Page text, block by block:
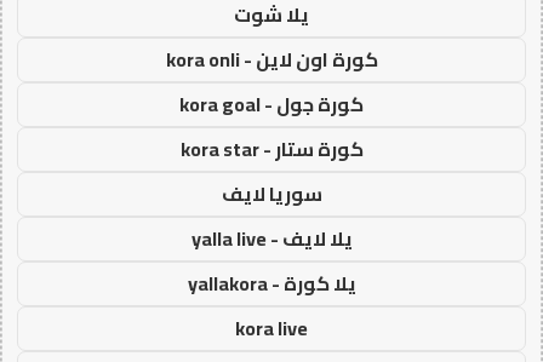
يلا شوت
كورة اون لاين - kora onli
كورة جول - kora goal
كورة ستار - kora star
سوريا لايف
يلا لايف - yalla live
يلا كورة - yallakora
kora live